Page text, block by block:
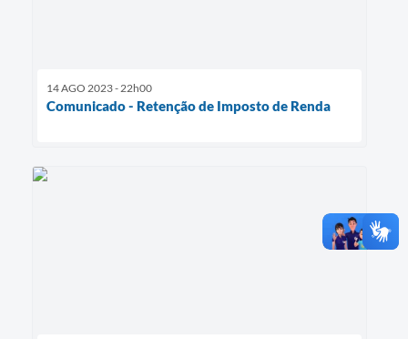
14 AGO 2023 - 22h00
Comunicado - Retenção de Imposto de Renda